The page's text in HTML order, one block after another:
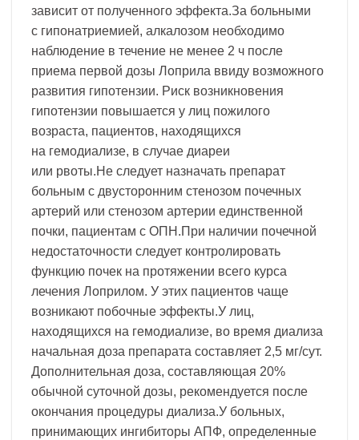
зависит от полученного эффекта.За больными
с гипонатриемией, алкалозом необходимо
наблюдение в течение не менее 2 ч после
приема первой дозы Лоприла ввиду возможного
развития гипотензии. Риск возникновения
гипотензии повышается у лиц пожилого
возраста, пациентов, находящихся
на гемодиализе, в случае диареи
или рвоты.Не следует назначать препарат
больным с двусторонним стенозом почечных
артерий или стенозом артерии единственной
почки, пациентам с ОПН.При наличии почечной
недостаточности следует контролировать
функцию почек на протяжении всего курса
лечения Лоприлом. У этих пациентов чаще
возникают побочные эффекты.У лиц,
находящихся на гемодиализе, во время диализа
начальная доза препарата составляет 2,5 мг/сут.
Дополнительная доза, составляющая 20%
обычной суточной дозы, рекомендуется после
окончания процедуры диализа.У больных,
принимающих ингибиторы АПФ, определенные